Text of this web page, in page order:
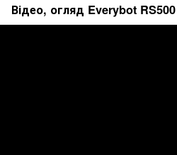
Відео, огляд Everybot RS500